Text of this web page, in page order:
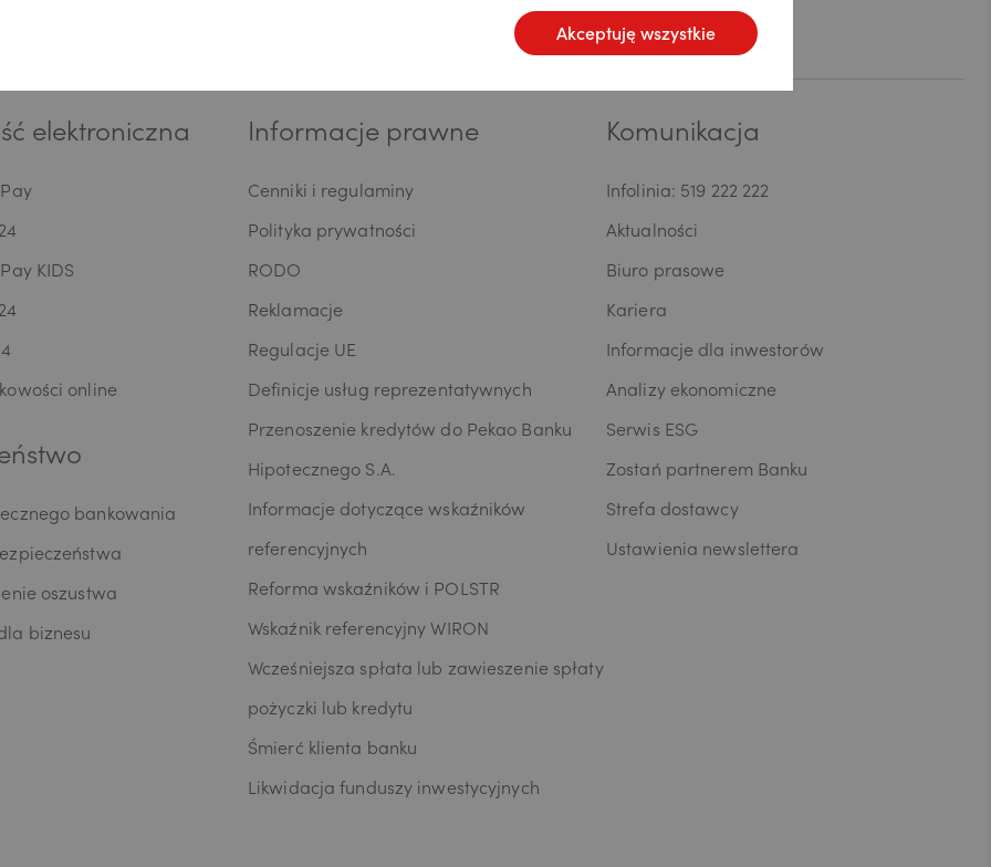
kartę Kontakt
elektroniczna
KIDS
online
bankowania
oszustwa
biznesu
Informacje prawne
Cenniki i regulaminy
Polityka prywatności
RODO
Reklamacje
Regulacje UE
Definicje usług reprezentatywnych
Przenoszenie kredytów do Pekao Banku
Hipotecznego S.A.
Informacje dotyczące wskaźników
referencyjnych
Reforma wskaźników i POLSTR
Wskaźnik referencyjny WIRON
Wcześniejsza spłata lub zawieszenie spłaty
pożyczki lub kredytu
Śmierć klienta banku
Likwidacja funduszy inwestycyjnych
Komunikacja
Infolinia: 519 222 222
Aktualności
Biuro prasowe
Kariera
Informacje dla inwestorów
Analizy ekonomiczne
Serwis ESG
Zostań partnerem Banku
Strefa dostawcy
Ustawienia newslettera
Akceptuję wszystkie